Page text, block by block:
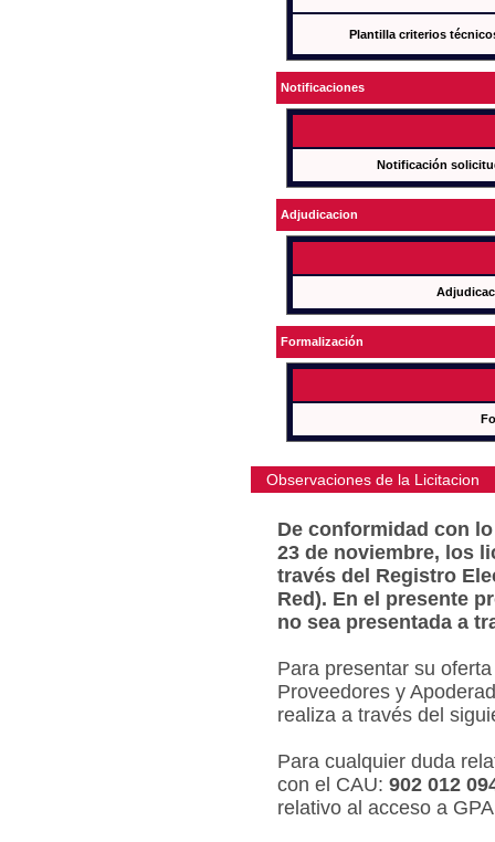
Plantilla criterios
Notificaciones
Notificación
Adjudicacion
Formalización
Observaciones de la Licitacion
De conformidad con
23 de noviembre, los
través del Registro
Red). En el presente
no sea presentada a
Para presentar su
Proveedores y
realiza a través del
Para cualquier duda
con el CAU: 902 012
relativo al acceso a